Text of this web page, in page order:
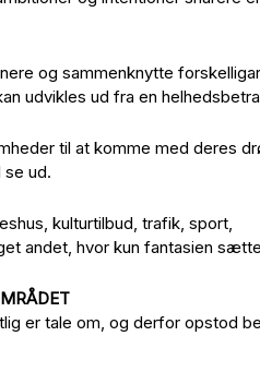
og sammenknytte
udvikles ud fra en
til at komme med deres
ud.
kulturtilbud, trafik, sport,
andet, hvor kun fantasien
er tale om, og derfor opstod